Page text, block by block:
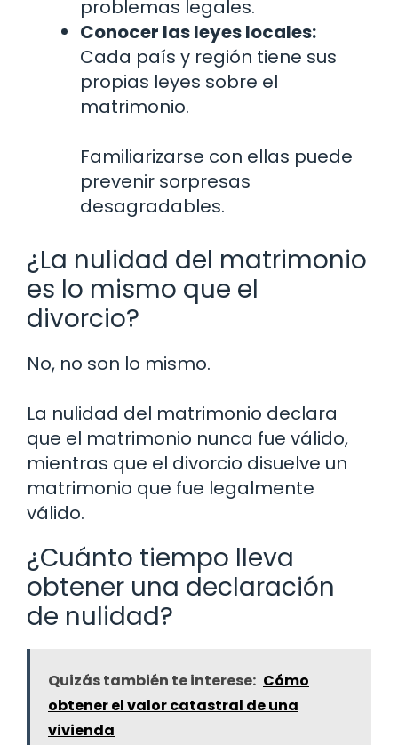
problemas legales.
Conocer las leyes locales:
Cada país y región tiene sus
propias leyes sobre el
matrimonio.
Familiarizarse con ellas puede
prevenir sorpresas
desagradables.
¿La nulidad del matrimonio
es lo mismo que el
divorcio?
No, no son lo mismo.
La nulidad del matrimonio declara
que el matrimonio nunca fue válido,
mientras que el divorcio disuelve un
matrimonio que fue legalmente
válido.
¿Cuánto tiempo lleva
obtener una declaración
de nulidad?
Quizás también te interese: Cómo
obtener el valor catastral de una
vivienda